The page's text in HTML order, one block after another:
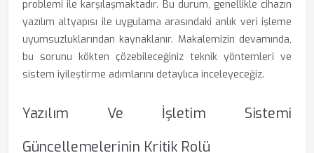
problemi ile karşılaşmaktadır. Bu durum, genellikle cihazın
yazılım altyapısı ile uygulama arasındaki anlık veri işleme
uyumsuzluklarından kaynaklanır. Makalemizin devamında,
bu sorunu kökten çözebileceğiniz teknik yöntemleri ve
sistem iyileştirme adımlarını detaylıca inceleyeceğiz.
Yazılım Ve İşletim Sistemi
Güncellemelerinin Kritik Rolü